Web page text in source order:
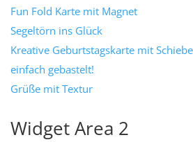
Fun Fold Karte mit Magnet
Segeltörn ins Glück
Kreative Geburtstagskarte mit
einfach gebastelt!
Grüße mit Textur
Widget Area 2